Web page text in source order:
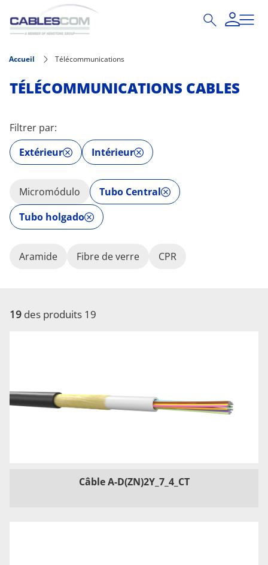
Aller au contenu principal
Accueil Télécommunications
TÉLÉCOMMUNICATIONS CABLES
Filtrer par:
Extérieur
Intérieur
Micromódulo
Tubo Central
Tubo holgado
Aramide Fibre de verre CPR
19 des produits 19
Câble A-D(ZN)2Y_7_4_CT